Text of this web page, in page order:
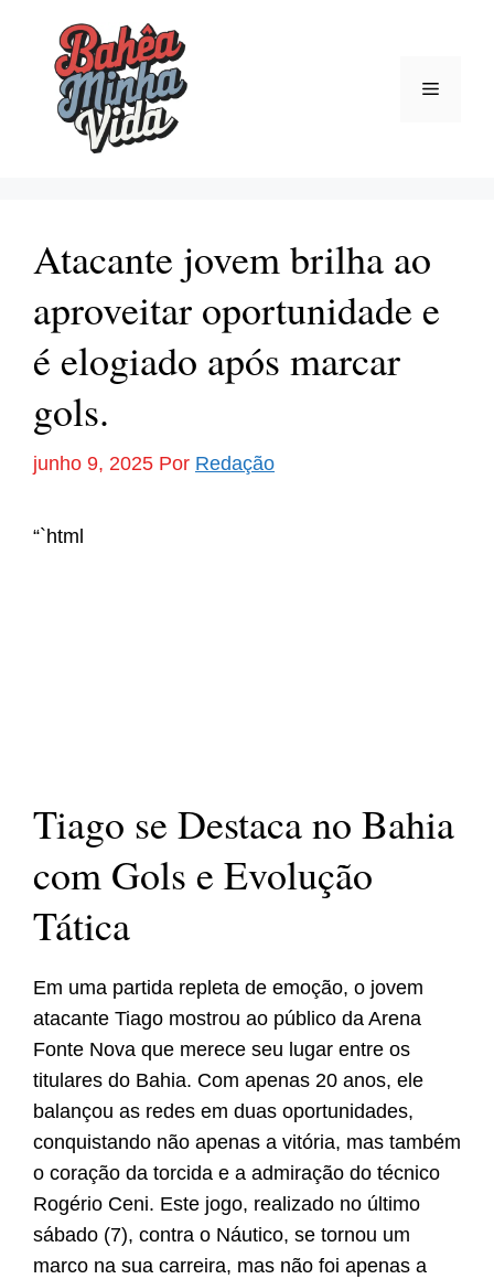
conteúdo
Menu
Atacante jovem brilha ao
aproveitar oportunidade e
é elogiado após marcar
gols.
junho 9, 2025 Por Redação
“`html
Tiago se Destaca no Bahia
com Gols e Evolução
Tática
Em uma partida repleta de emoção, o jovem
atacante Tiago mostrou ao público da Arena
Fonte Nova que merece seu lugar entre os
titulares do Bahia. Com apenas 20 anos, ele
balançou as redes em duas oportunidades,
conquistando não apenas a vitória, mas também
o coração da torcida e a admiração do técnico
Rogério Ceni. Este jogo, realizado no último
sábado (7), contra o Náutico, se tornou um
marco na sua carreira, mas não foi apenas a